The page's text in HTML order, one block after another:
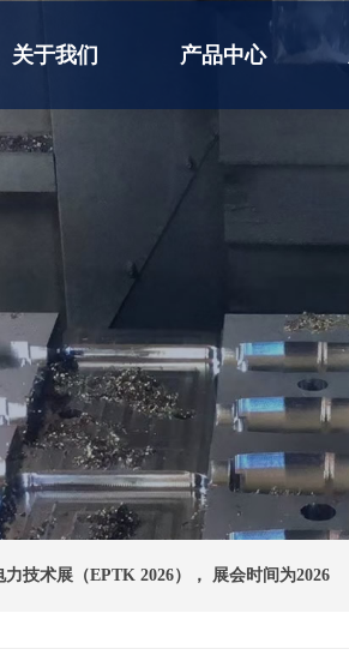
关于我们 产品中心
技术展（EPTK 2026）， 展会时间为2026